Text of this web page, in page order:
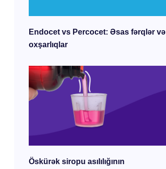
Endocet vs Percocet: Əsas fərqlər və
oxşarlıqlar
Öskürək siropu asılılığının